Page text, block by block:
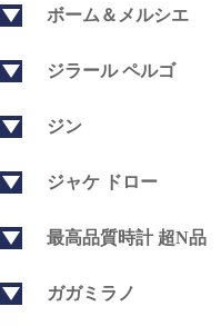
ボーム＆メルシエ
ジラール ペルゴ
ジン
ジャケ ドロー
最高品質時計 超N品
ガガミラノ